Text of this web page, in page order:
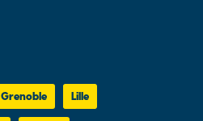
Grenoble Lille